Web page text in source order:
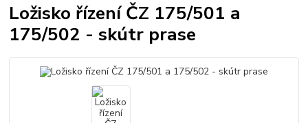
Ložisko řízení ČZ 175/501 a
175/502 - skútr prase